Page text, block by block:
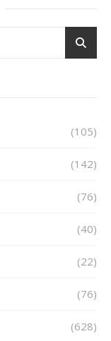
(105)
(142)
(76)
(40)
(22)
(76)
(628)